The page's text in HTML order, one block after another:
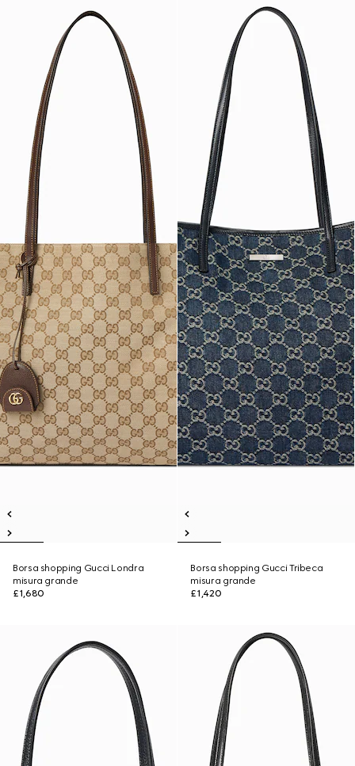
Borsa shopping Gucci Londra
misura grande
£1,680
Borsa shopping Gucci Tribeca
misura grande
£1,420